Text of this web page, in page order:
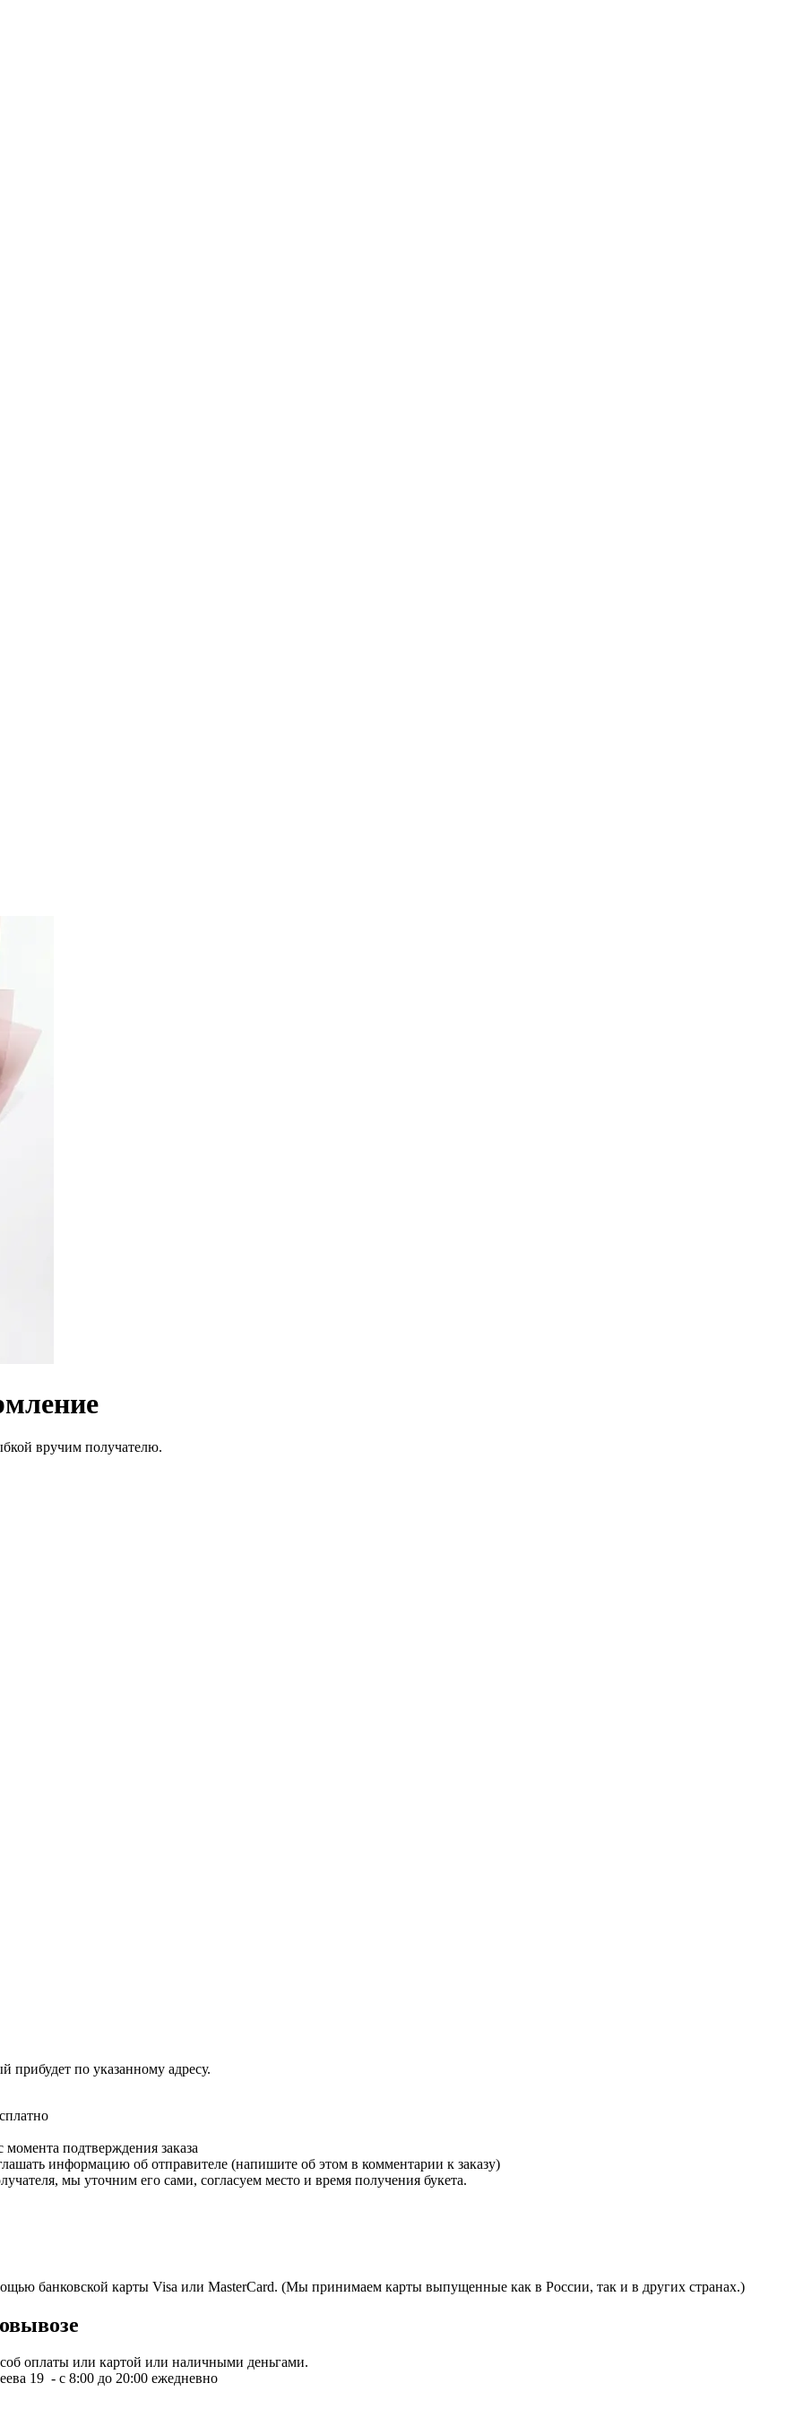
вручим получателю.
прибудет по указанному адресу.
подтверждения заказа
информацию об отправителе (напишите об этом в комментарии к заказу)
мы уточним его сами, согласуем место и время получения букета.
банковской карты Visa или MasterCard. (Мы принимаем карты выпущенные как в России, так и в других странах.)
оплаты или картой или наличными деньгами.
19 - с 8:00 до 20:00 ежедневно